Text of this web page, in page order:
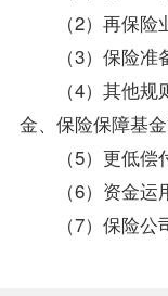
（2）再保险
（3）保险准
（4）其他规则
金、保险保障基
（5）更低偿
（6）资金运
（7）保险公